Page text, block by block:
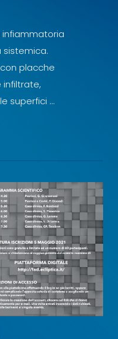
infiammatoria
placche
superfici …